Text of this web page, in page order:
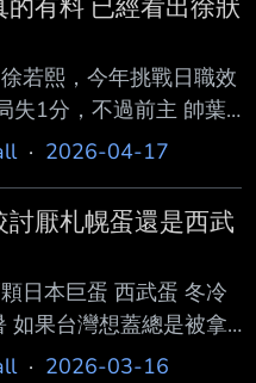
有料 已經看出徐狀
若熙，今年挑戰日職效
失1分，不過前主 帥葉
有差距。 徐若熙的日
6安含 1轟失1分，但打
球內容也明顯不太穩
日先發面對歐力士，
分率僅0.69。 味全龍總
的變化球更加犀利，
應手，只 有幾場達到
· 2026-04-17
厭札幌蛋還是西武
日本巨蛋 西武蛋 冬冷
如果台灣想蓋總是被拿
害火腿賺不了錢 最好
· 2026-03-16